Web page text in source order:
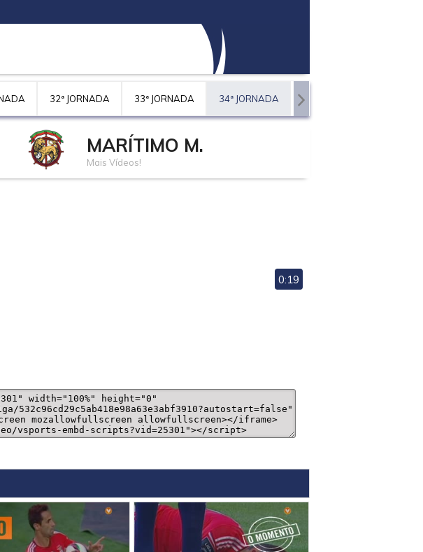
32ª JORNADA 33ª JORNADA 34ª JORNADA
MARÍTIMO M.
Mais Vídeos!
0:19